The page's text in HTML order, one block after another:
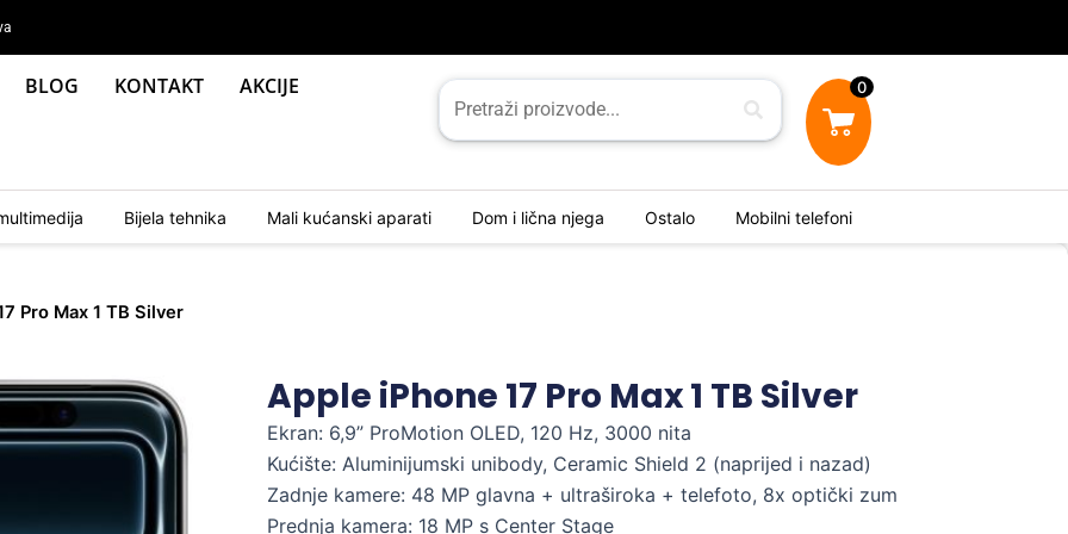
BLOG KONTAKT AKCIJE 0
Bijela tehnika Mali kućanski aparati Dom i lična njega Ostalo Mobilni telefoni
Pro Max 1 TB Silver
Apple iPhone 17 Pro Max 1 TB Silver
Ekran: 6,9” ProMotion OLED, 120 Hz, 3000 nita
Kućište: Aluminijumski unibody, Ceramic Shield 2 (naprijed i nazad)
Zadnje kamere: 48 MP glavna + ultraširoka + telefoto, 8x optički zum
Prednja kamera: 18 MP s Center Stage